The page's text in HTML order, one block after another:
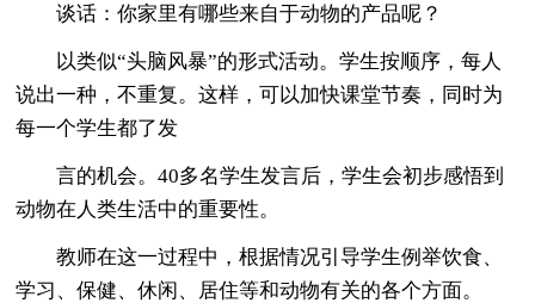
谈话：你家里有哪些来自于动物的产品呢？
以类似“头脑风暴”的形式活动。学生按顺序，每人
说出一种，不重复。这样，可以加快课堂节奏，同时为
每一个学生都了发
言的机会。40多名学生发言后，学生会初步感悟到
动物在人类生活中的重要性。
教师在这一过程中，根据情况引导学生例举饮食、
学习、保健、休闲、居住等和动物有关的各个方面。